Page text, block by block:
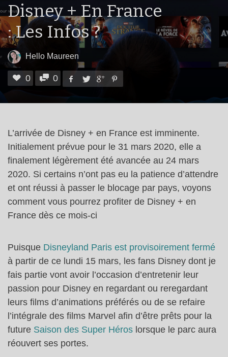
Disney + En France
: Les Infos ?
Hello Maureen
0 0
L’arrivée de Disney + en France est imminente.
Initialement prévue pour le 31 mars 2020, elle a
finalement légèrement été avancée au 24 mars
2020. Si certains n’ont pas eu la patience d’attendre
et ont réussi à passer le blocage par pays, voyons
comment vous pourrez profiter de Disney + en
France dès ce mois-ci
Puisque Disneyland Paris est provisoirement fermé
à partir de ce lundi 15 mars, les fans Disney dont je
fais partie vont avoir l’occasion d’entretenir leur
passion pour Disney en regardant ou reregardant
leurs films d’animations préférés ou de se refaire
l’intégrale des films Marvel afin d’être prêts pour la
future Saison des Super Héros lorsque le parc aura
réouvert ses portes.